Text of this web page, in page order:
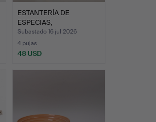
ESTANTERÍA DE
ESPECIAS,
madera/porcelana, …
Subastado 16 jul 2026
4 pujas
48 USD